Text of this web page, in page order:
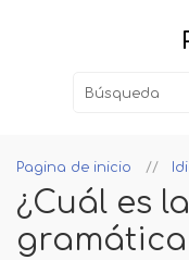
Pagina de inicio
¿Cuál es